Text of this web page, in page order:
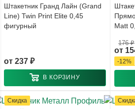
Штакетник Гранд Лайн (Grand
Line) Twin Print Elite 0,45
фигурный
от 237 ₽
В КОРЗИНУ
Matt
от
176 ₽
-12%
Скидка